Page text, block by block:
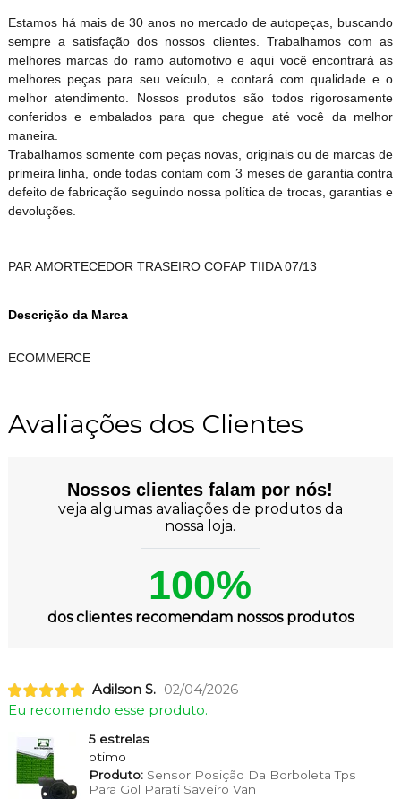
Estamos há mais de 30 anos no mercado de autopeças, buscando
sempre a satisfação dos nossos clientes. Trabalhamos com as
melhores marcas do ramo automotivo e aqui você encontrará as
melhores peças para seu veículo, e contará com qualidade e o
melhor atendimento. Nossos produtos são todos rigorosamente
conferidos e embalados para que chegue até você da melhor
maneira.
Trabalhamos somente com peças novas, originais ou de marcas de
primeira linha, onde todas contam com 3 meses de garantia contra
defeito de fabricação seguindo nossa política de trocas, garantias e
devoluções.
PAR AMORTECEDOR TRASEIRO COFAP TIIDA 07/13
Descrição da Marca
ECOMMERCE
Avaliações dos Clientes
Nossos clientes falam por nós!
veja algumas avaliações de produtos da
nossa loja.
100%
dos clientes recomendam nossos produtos
Adilson S. 02/04/2026
Eu recomendo esse produto.
5 estrelas
otimo
Produto:Sensor Posição Da Borboleta Tps
Para Gol Parati Saveiro Van